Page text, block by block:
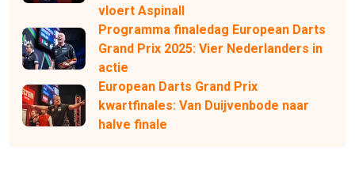
vloert Aspinall
Programma finaledag European Darts
Grand Prix 2025: Vier Nederlanders in
actie
European Darts Grand Prix
kwartfinales: Van Duijvenbode naar
halve finale